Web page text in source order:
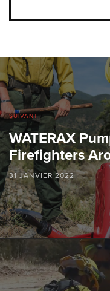
SUIVANT
WATERAX
Firefighters
31 JANVIER 2022